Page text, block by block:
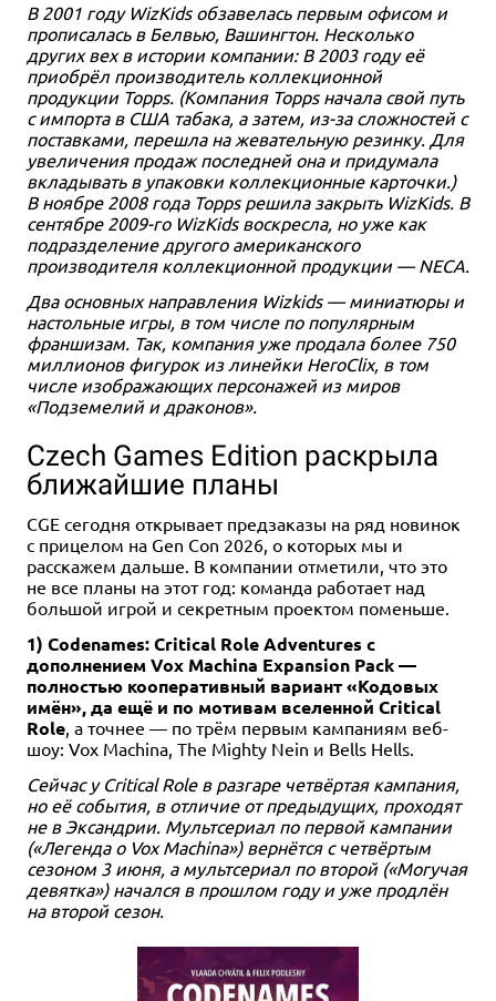
В 2001 году WizKids обзавелась первым офисом и
прописалась в Белвью, Вашингтон. Несколько
других вех в истории компании: В 2003 году её
приобрёл производитель коллекционной
продукции Topps. (Компания Topps начала свой путь
с импорта в США табака, а затем, из-за сложностей с
поставками, перешла на жевательную резинку. Для
увеличения продаж последней она и придумала
вкладывать в упаковки коллекционные карточки.)
В ноябре 2008 года Topps решила закрыть WizKids. В
сентябре 2009-го WizKids воскресла, но уже как
подразделение другого американского
производителя коллекционной продукции — NECA.
Два основных направления Wizkids — миниатюры и
настольные игры, в том числе по популярным
франшизам. Так, компания уже продала более 750
миллионов фигурок из линейки HeroClix, в том
числе изображающих персонажей из миров
«Подземелий и драконов».
Czech Games Edition раскрыла
ближайшие планы
CGE сегодня открывает предзаказы на ряд новинок
с прицелом на Gen Con 2026, о которых мы и
расскажем дальше. В компании отметили, что это
не все планы на этот год: команда работает над
большой игрой и секретным проектом поменьше.
1) Codenames: Critical Role Adventures с
дополнением Vox Machina Expansion Pack —
полностью кооперативный вариант «Кодовых
имён», да ещё и по мотивам вселенной Critical
Role , а точнее — по трём первым кампаниям веб-
шоу: Vox Machina, The Mighty Nein и Bells Hells.
Сейчас у Critical Role в разгаре четвёртая кампания,
но её события, в отличие от предыдущих, проходят
не в Эксандрии. Мультсериал по первой кампании
(«Легенда о Vox Machina») вернётся с четвёртым
сезоном 3 июня, а мультсериал по второй («Могучая
девятка») начался в прошлом году и уже продлён
на второй сезон.